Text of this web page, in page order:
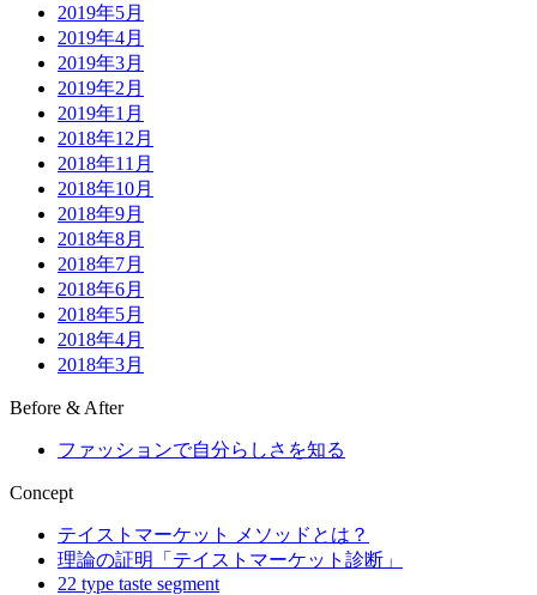
2019年5月
2019年4月
2019年3月
2019年2月
2019年1月
2018年12月
2018年11月
2018年10月
2018年9月
2018年8月
2018年7月
2018年6月
2018年5月
2018年4月
2018年3月
Before & After
ファッションで自分らしさを知る
Concept
テイストマーケット メソッドとは？
理論の証明「テイストマーケット診断」
22 type taste segment